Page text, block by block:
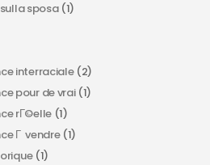
sposa(1)
interraciale(2)
pour de vrai(1)
rГ©elle(1)
Г vendre(1)
(1)